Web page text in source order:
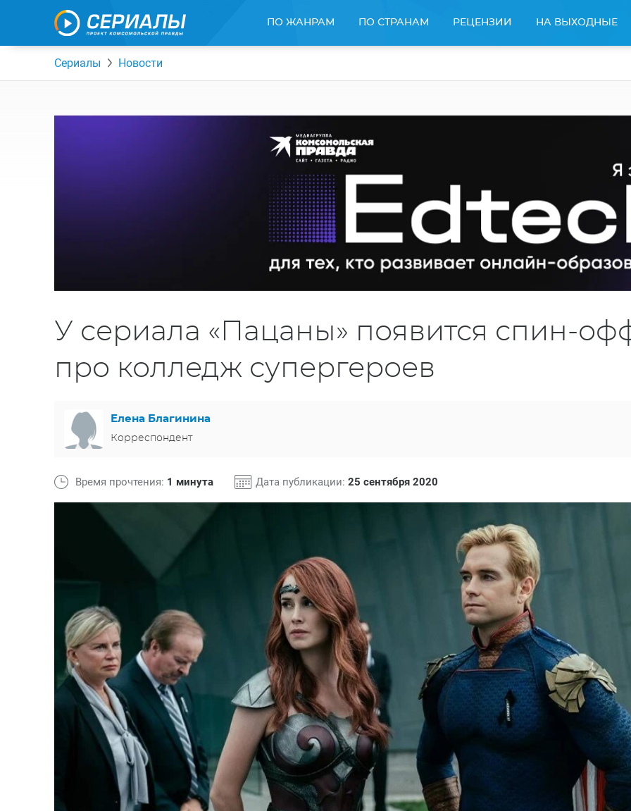
ПО ЖАНРАМ ПО СТРАНАМ РЕЦЕНЗИИ НА ВЫХОДНЫЕ
Сериалы Новости
У сериала «Пацаны» появится спин-
про колледж супергероев
Елена Благинина
Корреспондент
Время прочтения: 1 минута Дата публикации: 25 сентября 2020